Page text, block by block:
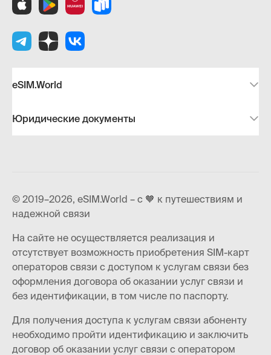
eSIM.World
Юридические документы
© 2019–2026, eSIM.World – с 🧡 к путешествиям и
надежной связи
На сайте не осуществляется реализация и
отсутствует возможность приобретения SIM-карт
операторов связи с доступом к услугам связи без
оформления договора об оказании услуг связи и
без идентификации, в том числе по паспорту.
Для получения доступа к услугам связи абоненту
необходимо пройти идентификацию и заключить
договор об оказании услуг связи с оператором